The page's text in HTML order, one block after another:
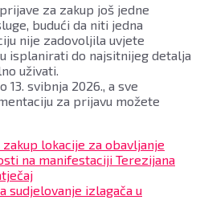
za zakup još jedne
budući da niti jedna
nije zadovoljila uvjete
isplanirati do najsitnijeg detalja
uživati.
13. svibnja 2026., a sve
za prijavu možete
lokacije za obavljanje
na manifestaciji Terezijana
sudjelovanje izlagača u